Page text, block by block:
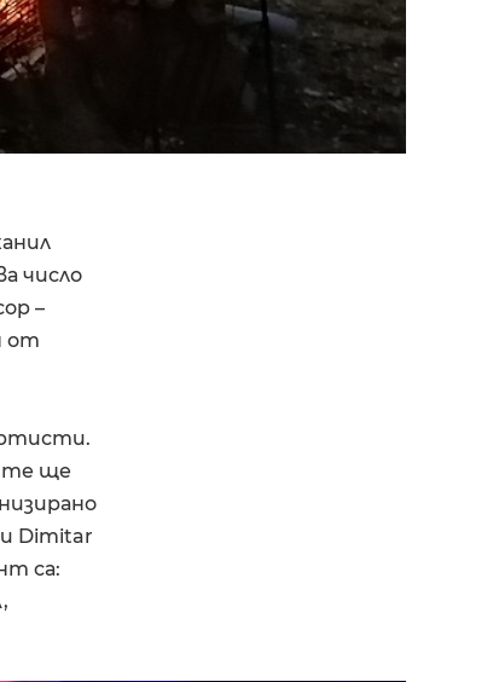
число
–
от
те ще
Dimitar
са: